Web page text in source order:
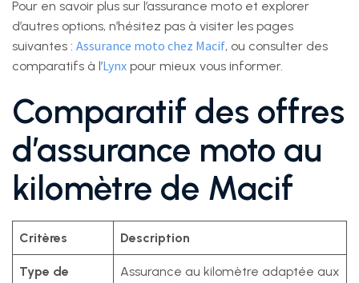
Pour en savoir plus sur l’assurance moto et explorer
d’autres options, n’hésitez pas à visiter les pages
suivantes : Assurance moto chez Macif, ou consulter des
comparatifs à l’Lynx pour mieux vous informer.
Comparatif des offres
d’assurance moto au
kilomètre de Macif
Critères Description
Type de
Assurance au kilomètre adaptée aux